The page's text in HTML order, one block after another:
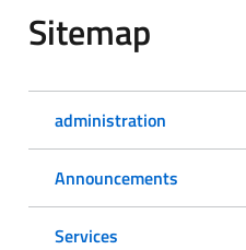
Sitemap
administration
Announcements
Services